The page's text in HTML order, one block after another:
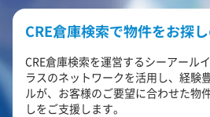
CRE倉庫検索で物件をお探
CRE倉庫検索を運営するシーアール
ラスのネットワークを活用し、経験
ルが、お客様のご要望に合わせた物
しをご支援します。